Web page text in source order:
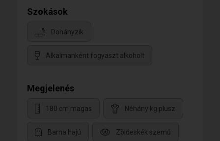
Szokások
Dohányzik
Alkalmanként fogyaszt alkoholt
Megjelenés
180 cm magas Néhány kg plusz
Barna hajú Zöldeskék szemű